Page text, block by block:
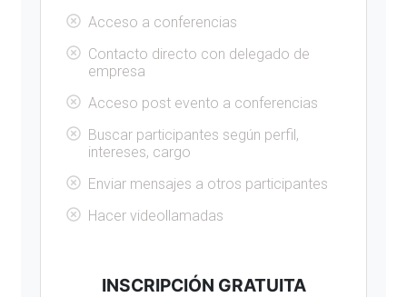
Acceso a conferencias
Contacto directo con delegado de
empresa
Acceso post evento a conferencias
Buscar participantes según perfil,
intereses, cargo
Enviar mensajes a otros participantes
Hacer videollamadas
INSCRIPCIÓN GRATUITA